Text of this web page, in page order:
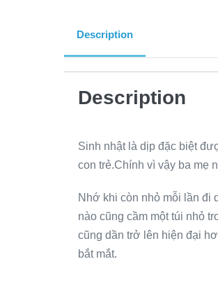
Description
Description
Sinh nhật là dịp đặc biệt
con trẻ.Chính vì vậy ba mẹ
Nhớ khi còn nhỏ mỗi lần đi
nào cũng cầm một túi nhỏ
cũng dần trở lên hiện đại
bắt mắt.